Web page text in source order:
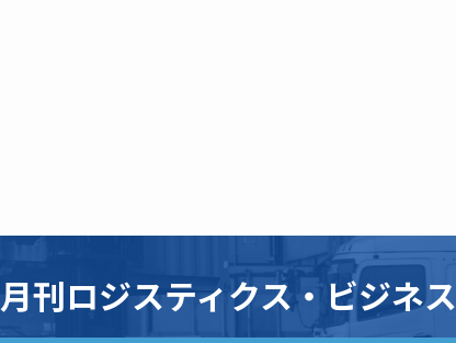
月刊ロジスティクス・ビジネス